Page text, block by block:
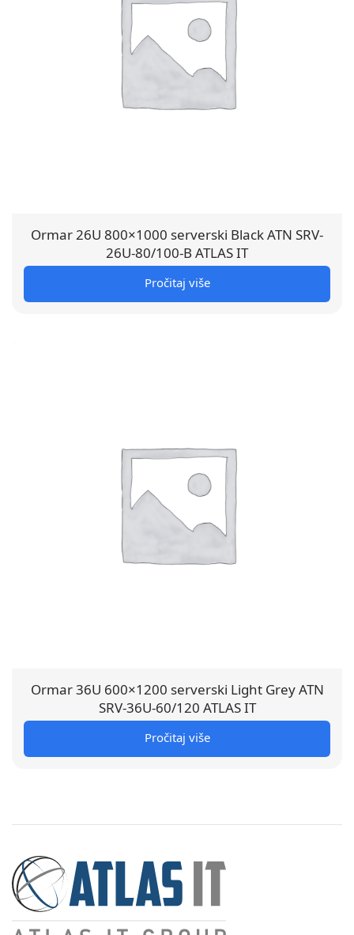
Ormar 26U 800×1000 serverski Black ATN SRV-
26U-80/100-B ATLAS IT
Pročitaj više
Ormar 36U 600×1200 serverski Light Grey ATN
SRV-36U-60/120 ATLAS IT
Pročitaj više